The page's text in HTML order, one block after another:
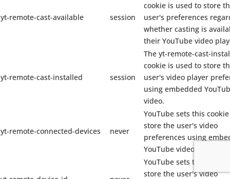
yt-remote-cast-available session
cookie is used to store
user's preferences
whether casting is
their YouTube video
yt-remote-cast-installed session
The yt-remote-cast-
cookie is used to store
user's video player
using embedded
video.
yt-remote-connected-devices never
YouTube sets this
store the user's video
preferences using
YouTube videos.
YouTube sets this
store the user's video